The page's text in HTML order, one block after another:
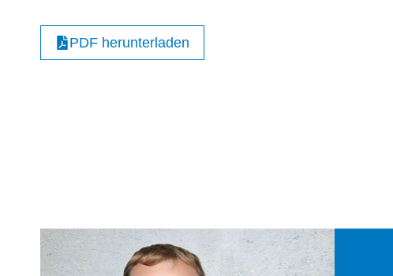
PDF herunterladen